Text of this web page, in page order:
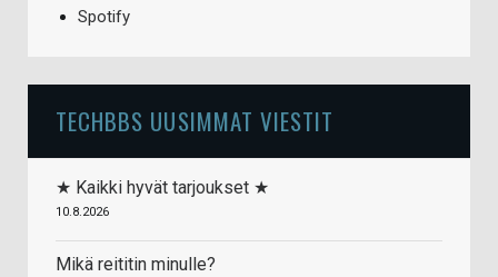
Spotify
TECHBBS UUSIMMAT VIESTIT
★ Kaikki hyvät tarjoukset ★
10.8.2026
Mikä reititin minulle?